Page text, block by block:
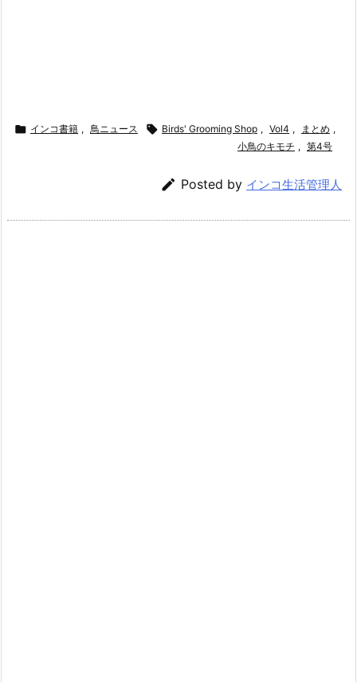
 インコ書籍 , 鳥ニュース  Birds' Grooming Shop , Vol4 , まとめ ,
小鳥のキモチ , 第4号
 Posted by インコ生活管理人